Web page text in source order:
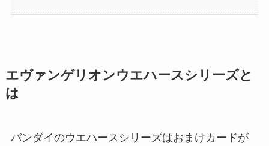
エヴァンゲリオンウエハースシリーズと
は
バンダイのウエハースシリーズはおまけカードが